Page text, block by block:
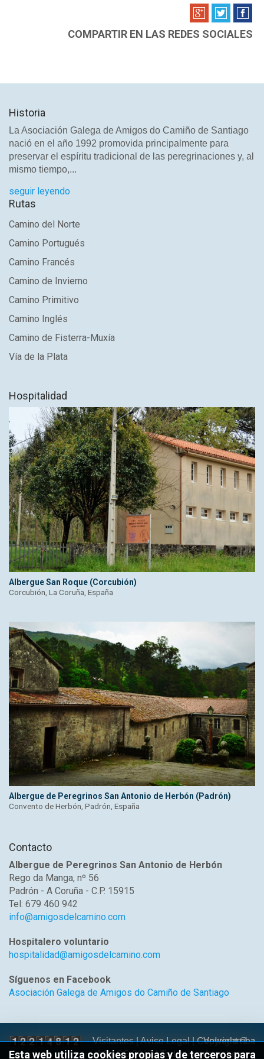
COMPARTIR EN LAS REDES SOCIALES
Historia
La Asociación Galega de Amigos do Camiño de Santiago
nació en el año 1992 promovida principalmente para
preservar el espíritu tradicional de las peregrinaciones y, al
mismo tiempo,...
seguir leyendo
Rutas
Camino del Norte
Camino Portugués
Camino Francés
Camino de Invierno
Camino Primitivo
Camino Inglés
Camino de Fisterra-Muxía
Vía de la Plata
Hospitalidad
Albergue San Roque (Corcubión)
Corcubión, La Coruña, España
Albergue de Peregrinos San Antonio de Herbón (Padrón)
Convento de Herbón, Padrón, España
Contacto
Albergue de Peregrinos San Antonio de Herbón
Rego da Manga, nº 56
Padrón - A Coruña - C.P. 15915
Tel: 679 460 942
info@amigosdelcamino.com
Hospitalero voluntario
hospitalidad@amigosdelcamino.com
Síguenos en Facebook
Asociación Galega de Amigos do Camiño de Santiago
Volver arriba
Visitantes |Aviso Legal| Copyright ©
AGACS 2017 | Todos los derechos
Esta web utiliza cookies propias y de terceros para